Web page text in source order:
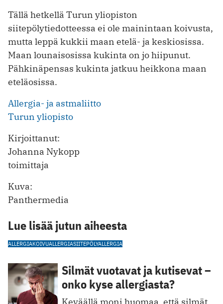
Tällä hetkellä Turun yliopiston
siitepölytiedotteessa ei ole mainintaan koivusta,
mutta leppä kukkii maan etelä- ja keskiosissa.
Maan lounaisosissa kukinta on jo hiipunut.
Pähkinäpensas kukinta jatkuu heikkona maan
eteläosissa.
Allergia- ja astmaliitto
Turun yliopisto
Kirjoittanut:
Johanna Nykopp
toimittaja
Kuva:
Panthermedia
Lue lisää jutun aiheesta
ALLERGIAKOIVUALLERGIASIITEPÖLYALLERGIA
Silmät vuotavat ja kutisevat –
onko kyse allergiasta?